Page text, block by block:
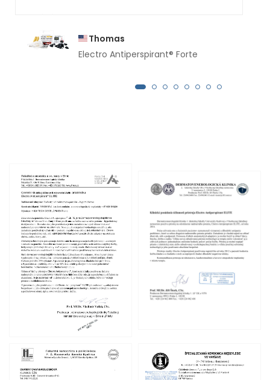
Thomas
Electro Antiperspirant® Forte